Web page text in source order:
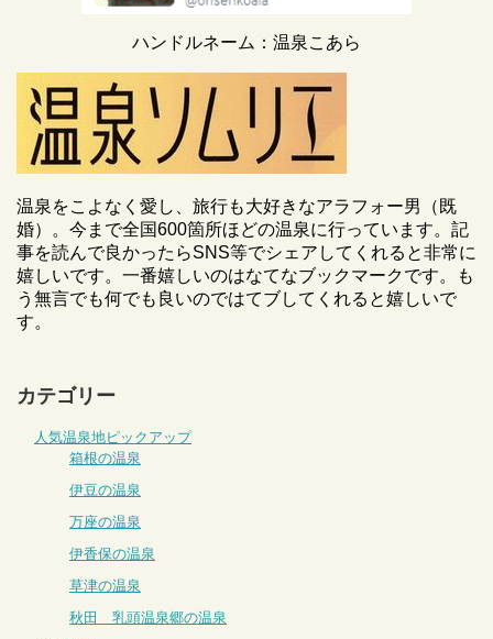
ハンドルネーム：温泉こあら
温泉をこよなく愛し、旅行も大好きなアラフォー男（既
婚）。今まで全国600箇所ほどの温泉に行っています。記
事を読んで良かったらSNS等でシェアしてくれると非常に
嬉しいです。一番嬉しいのはなてなブックマークです。も
う無言でも何でも良いのではてブしてくれると嬉しいで
す。
カテゴリー
人気温泉地ピックアップ
箱根の温泉
伊豆の温泉
万座の温泉
伊香保の温泉
草津の温泉
秋田 乳頭温泉郷の温泉